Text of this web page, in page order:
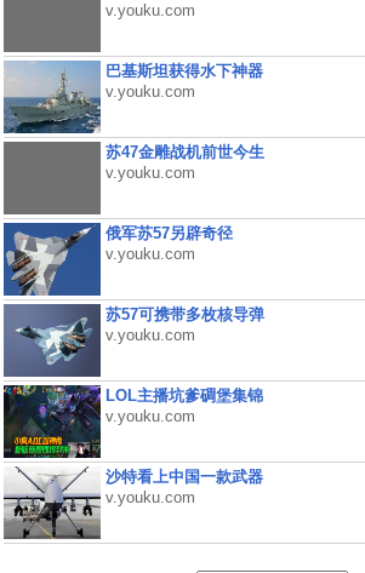
v.youku.com
巴基斯坦获得水下神器
v.youku.com
苏47金雕战机前世今生
v.youku.com
俄军苏57另辟奇径
v.youku.com
苏57可携带多枚核导弹
v.youku.com
LOL主播坑爹碉堡集锦
v.youku.com
沙特看上中国一款武器
v.youku.com